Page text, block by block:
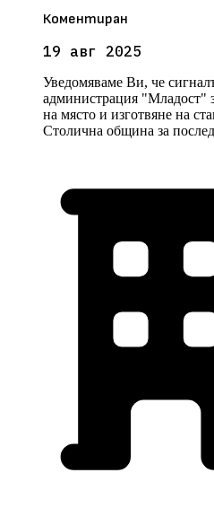
Коментиран
19 авг 2025
Уведомяваме Ви, че
администрация "Младост"
на място и изготвяне на
Столична община за